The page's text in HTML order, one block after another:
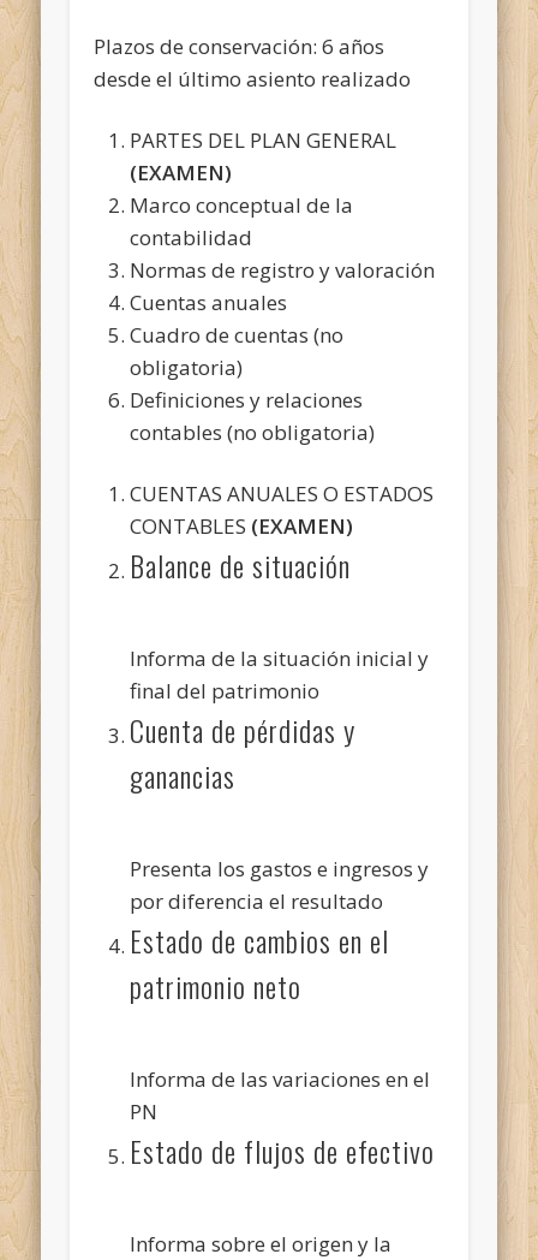
Plazos de conservación: 6 años
desde el último asiento realizado
PARTES DEL PLAN GENERAL
(EXAMEN)
Marco conceptual de la
contabilidad
Normas de registro y valoración
Cuentas anuales
Cuadro de cuentas (no
obligatoria)
Definiciones y relaciones
contables (no obligatoria)
CUENTAS ANUALES O ESTADOS
CONTABLES (EXAMEN)
Balance de situación
Informa de la situación inicial y
final del patrimonio
Cuenta de pérdidas y
ganancias
Presenta los gastos e ingresos y
por diferencia el resultado
Estado de cambios en el
patrimonio neto
Informa de las variaciones en el
PN
Estado de flujos de efectivo
Informa sobre el origen y la